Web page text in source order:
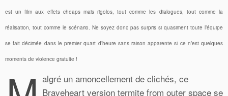
est un film aux effets cheaps mais rigolos, tout comme les dialogues, tout comme la
réalisation, tout comme le scénario. Ne soyez donc pas surpris si quasiment toute l’équipe
se fait décimée dans le premier quart d’heure sans raison apparente si ce n’est quelques
moments de violence gratuite !
algré un amoncellement de clichés, ce
Braveheart version termite from outer space se